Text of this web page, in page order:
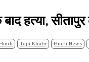
हत्या,
Taja Khabr Hindi News